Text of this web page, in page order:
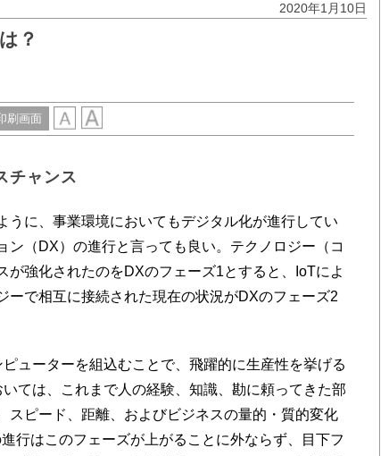
2020年1月10日
？
刷画面
チャンス
に、事業環境においてもデジタル化が進行してい
ン（DX）の進行と言っても良い。テクノロジー（コ
が強化されたのをDXのフェーズ1とすると、IoTによ
ーで相互に接続された現在の状況がDXのフェーズ2
ューターを組込むことで、飛躍的に生産性を挙げる
ては、これまで人の経験、知識、勘に頼ってきた部
スピード、距離、およびビジネスの量的・質的変化
行はこのフェーズが上がることに外ならず、目下フ